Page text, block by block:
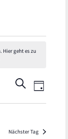
Hier geht es zu
Suche
und
SUCHE
TAG
Nächster Tag